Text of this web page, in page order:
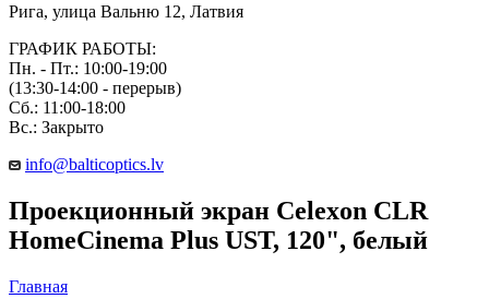
Рига, улица Вальню 12, Латвия
ГРАФИК РАБОТЫ:
Пн. - Пт.: 10:00-19:00
(13:30-14:00 - перерыв)
Сб.: 11:00-18:00
Вс.: Закрыто
info@balticoptics.lv
Проекционный экран Celexon CLR
HomeCinema Plus UST, 120", белый
Главная